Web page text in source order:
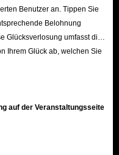
Ihr fantastisches Abenteuer
dass wir an wichtigen
ihre Treue zu belohnen.
Feiertags-
zu gewinnen. Wenn ihr das
Stimmung in Dragons
Benutzer an. Tippen Sie
Belohnung
Glücksverlosung umfasst die
Ihrem Glück ab, welchen Sie
auf der Veranstaltungsseite